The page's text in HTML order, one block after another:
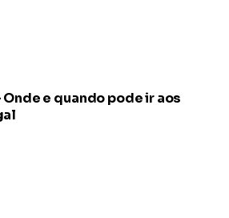
e quando pode ir aos